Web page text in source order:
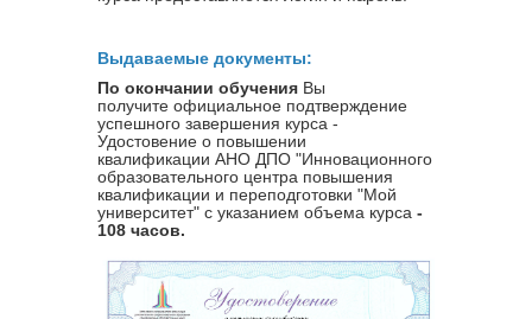
Выдаваемые документы:
По окончании обучения Вы
получите официальное подтверждение
успешного завершения курса -
Удостовение о повышении
квалификации АНО ДПО "Инновационного
образовательного центра повышения
квалификации и переподготовки "Мой
университет" с указанием объема курса -
108 часов.